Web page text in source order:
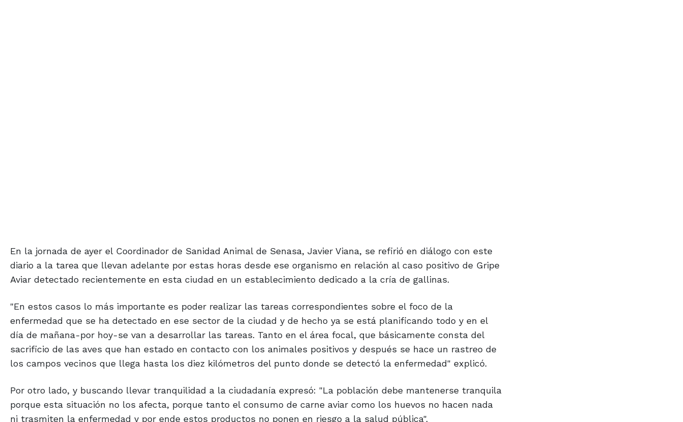
En la jornada de ayer el Coordinador de Sanidad Animal de Senasa, Javier Viana, se refirió en diálogo con este
diario a la tarea que llevan adelante por estas horas desde ese organismo en relación al caso positivo de Gripe
Aviar detectado recientemente en esta ciudad en un establecimiento dedicado a la cría de gallinas.
"En estos casos lo más importante es poder realizar las tareas correspondientes sobre el foco de la
enfermedad que se ha detectado en ese sector de la ciudad y de hecho ya se está planificando todo y en el
día de mañana-por hoy-se van a desarrollar las tareas. Tanto en el área focal, que básicamente consta del
sacrificio de las aves que han estado en contacto con los animales positivos y después se hace un rastreo de
los campos vecinos que llega hasta los diez kilómetros del punto donde se detectó la enfermedad" explicó.
Por otro lado, y buscando llevar tranquilidad a la ciudadanía expresó: "La población debe mantenerse tranquila
porque esta situación no los afecta, porque tanto el consumo de carne aviar como los huevos no hacen nada
ni trasmiten la enfermedad y por ende estos productos no ponen en riesgo a la salud pública".